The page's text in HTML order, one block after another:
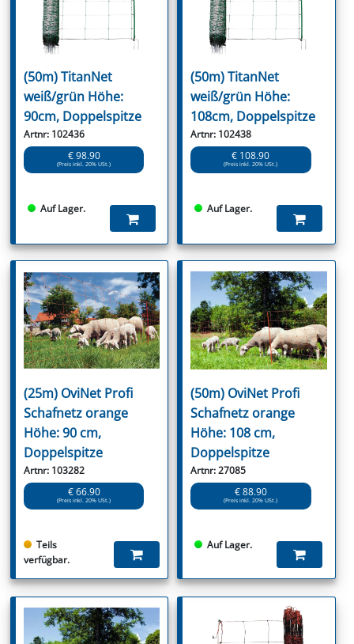
(50m) TitanNet
weiß/grün Höhe:
90cm, Doppelspitze
Artnr: 102436
€ 98.90
(Preis inkl. 20% USt.)
Auf Lager.
(50m) TitanNet
weiß/grün Höhe:
108cm, Doppelspitze
Artnr: 102438
€ 108.90
(Preis inkl. 20% USt.)
Auf Lager.
(25m) OviNet Profi
Schafnetz orange
Höhe: 90 cm,
Doppelspitze
Artnr: 103282
€ 66.90
(Preis inkl. 20% USt.)
Teils
verfügbar.
(50m) OviNet Profi
Schafnetz orange
Höhe: 108 cm,
Doppelspitze
Artnr: 27085
€ 88.90
(Preis inkl. 20% USt.)
Auf Lager.